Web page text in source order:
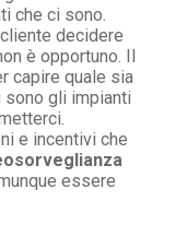
che ci sono.
decidere
è opportuno. Il
capire quale sia
sono gli impianti
e incentivi che
essere